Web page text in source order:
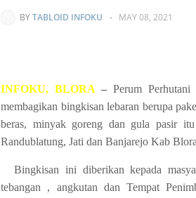
BYTABLOID INFOKU - MAY 08, 2021
INFOKU, BLORA–Perum Perhutani
membagikan bingkisan lebaran berupa
beras, minyak goreng dan gula pasir
Randublatung, Jati dan Banjarejo Kab
Bingkisan ini diberikan kepada
tebangan , angkutan dan Tempat